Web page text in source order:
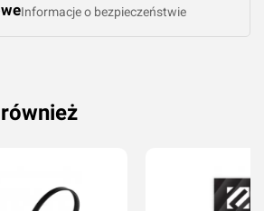
Informacje o bezpieczeństwie